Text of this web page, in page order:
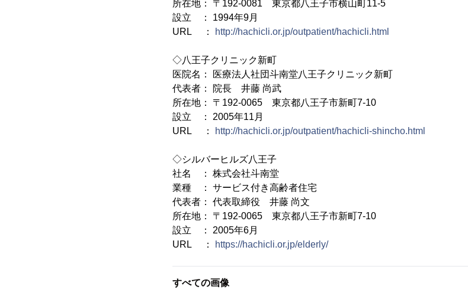
所在地： 〒192-0081 東京都八王子市横山町11-5
設立 ： 1994年9月
URL ：
http://hachicli.or.jp/outpatient/hachicli.html
◇八王子クリニック新町
医院名： 医療法人社団斗南堂八王子クリニック新町
代表者： 院長 井藤 尚武
所在地： 〒192-0065 東京都八王子市新町7-10
設立 ： 2005年11月
URL ：
http://hachicli.or.jp/outpatient/hachicli-shincho.html
◇シルバーヒルズ八王子
社名 ： 株式会社斗南堂
業種 ： サービス付き高齢者住宅
代表者： 代表取締役 井藤 尚文
所在地： 〒192-0065 東京都八王子市新町7-10
設立 ： 2005年6月
URL ：
https://hachicli.or.jp/elderly/
すべての画像